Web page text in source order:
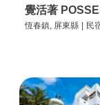
覺活著
背包客棧 | 恆春
恆春鎮, 屏東縣 民